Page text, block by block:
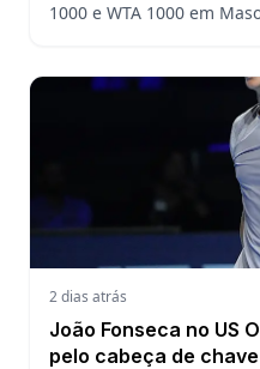
1000 e WTA 1000 em
2 dias atrás
João Fonseca no US
pelo cabeça de chave